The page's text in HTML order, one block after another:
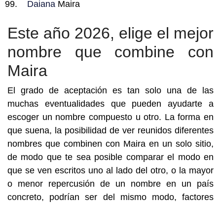
Daiana Maira
Este año 2026, elige el mejor
nombre que combine con
Maira
El grado de aceptación es tan solo una de las
muchas eventualidades que pueden ayudarte a
escoger un nombre compuesto u otro. La forma en
que suena, la posibilidad de ver reunidos diferentes
nombres que combinen con Maira en un solo sitio,
de modo que te sea posible comparar el modo en
que se ven escritos uno al lado del otro, o la mayor
o menor repercusión de un nombre en un país
concreto, podrían ser del mismo modo, factores